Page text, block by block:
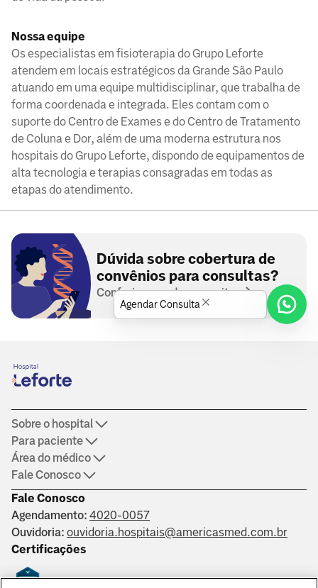
Nossa equipe
Os especialistas em fisioterapia do Grupo Leforte
atendem em locais estratégicos da Grande São Paulo
atuando em uma equipe multidisciplinar, que trabalha de
forma coordenada e integrada. Eles contam com o
suporte do Centro de Exames e do Centro de Tratamento
de Coluna e Dor, além de uma moderna estrutura nos
hospitais do Grupo Leforte, dispondo de equipamentos de
alta tecnologia e terapias consagradas em todas as
etapas do atendimento.
Dúvida sobre cobertura de
convênios para consultas?
Conferir operadoras aceitas
Fale Conosco
Agendamento: 4020-0057
Ouvidoria: ouvidoria.hospitais@americasmed.com.br
Certificações
Sobre o hospital
Para paciente
Área do médico
Fale Conosco
Agendar Consulta